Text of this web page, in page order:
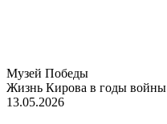
Музей Победы
Жизнь Кирова в годы войны
13.05.2026